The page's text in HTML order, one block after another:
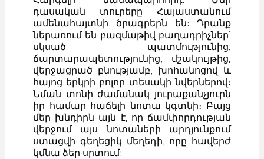
դասական տուրերը Հայաստանում
ամենահայտնի ծրագրերն են: Դրանք
ներառում են բազմաթիվ բաղադրիչներ՝
սկսած պատմությունից,
ճարտարապետությունից, մշակույթից,
վերջացրած բնությամբ, խոհանոցով և
հայոց երկրի բոլոր տեսակի նվերներով։
Նման տոնի ժամանակ յուրաքանչյուրն
իր համար հաճելի նոտա կգտնի։ Բայց
մեր խնդիրն այն է, որ ճամփորդության
վերջում այս նոտաների արդյունքում
ստացվի գեղեցիկ մեղեդի, որը հավերժ
կմնա ձեր սրտում: